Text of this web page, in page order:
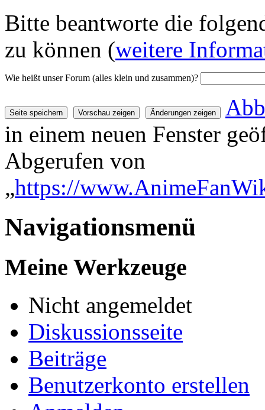
Bitte beantworte die
zu können (weitere
Wie heißt unser Forum (alles klein und zusammen)?
in einem neuen Fenster
Abgerufen von
„https://
Navigationsmenü
Meine Werkzeuge
Nicht angemeldet
Diskussionsseite
Beiträge
Benutzerkonto erstellen